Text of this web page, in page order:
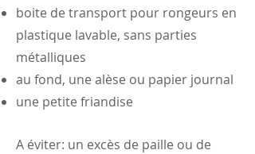
boite de transport pour rongeurs en
plastique lavable, sans parties
métalliques
au fond, une alèse ou papier journal
une petite friandise
A éviter: un excès de paille ou de